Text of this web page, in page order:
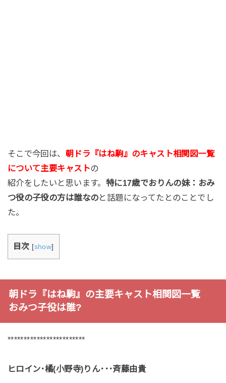
そこで今回は、 朝ドラ『はね駒』のキャスト相関図一覧
について主要キャストの
紹介をしたいと思います。 特に17歳でおりんの妹：おみ
つ役の子役の方は誰なのと話題になってたとのことでし
た。
目次 [show]
朝ドラ『はね駒』の主要キャスト相関図一覧
おみつ子役は誰?
************************
ヒロイン･橘(小野寺)りん･･･斉藤由貴